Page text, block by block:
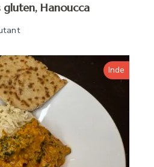
gluten, Hanoucca
Inde